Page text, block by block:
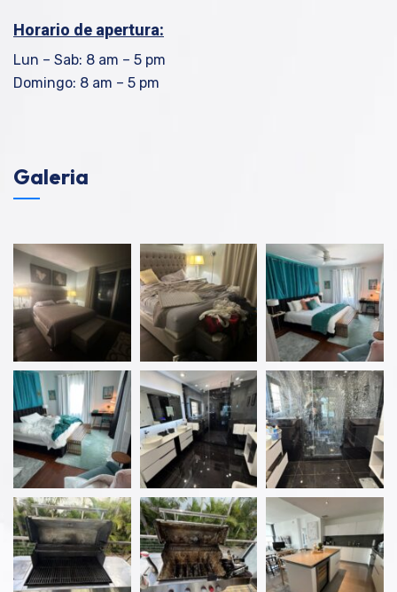
Horario de apertura:
Lun – Sab: 8 am – 5 pm
Domingo: 8 am – 5 pm
Galeria